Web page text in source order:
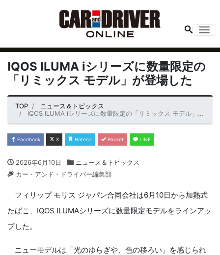
IQOS ILUMA iシリーズに数量限定の
「リミックス モデル」が登場した
TOP
ニュース＆トピックス
IQOS ILUMA iシリーズに数量限定の「リミックス モデル」が登場した
Facebook X Hatena Pocket LINE
2026年6月10日
ニュース＆トピックス
カー・アンド・ドライバー編集部
フィリップ モリス ジャパン合同会社は6月10日から加熱式
たばこ、IQOS ILUMAシリーズに数量限定モデルをラインアッ
プした。
ニューモデルは「光のゆらぎや、色の移ろい」を感じられ